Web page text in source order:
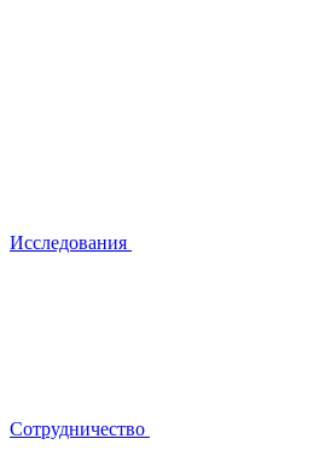
Исследования
Сотрудничество